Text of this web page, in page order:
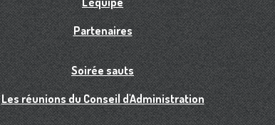
Partenaires
Soirée sauts
Les réunions du Conseil d'Administration